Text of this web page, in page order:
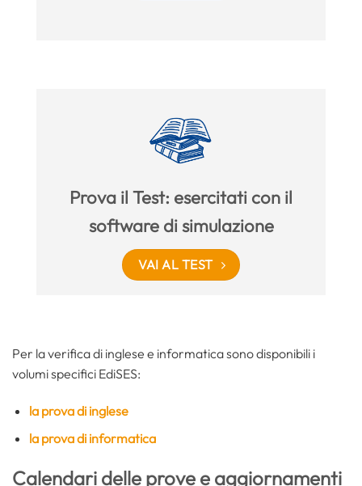
Prova il Test: esercitati con il
software di simulazione
VAI AL TEST
Per la verifica di inglese e informatica sono disponibili i
volumi specifici EdiSES:
la prova di inglese
la prova di informatica
Calendari delle prove e aggiornamenti